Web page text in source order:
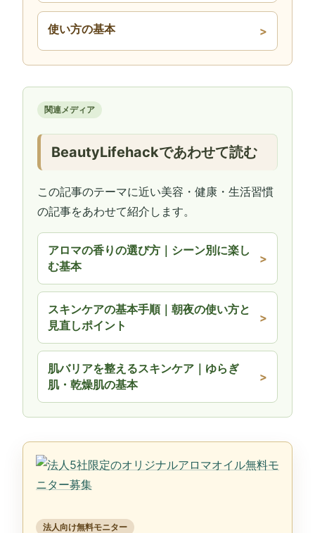
使い方の基本
関連メディア
BeautyLifehackであわせて読む
この記事のテーマに近い美容・健康・生活習慣
の記事をあわせて紹介します。
アロマの香りの選び方｜シーン別に楽し
む基本
スキンケアの基本手順｜朝夜の使い方と
見直しポイント
肌バリアを整えるスキンケア｜ゆらぎ
肌・乾燥肌の基本
法人向け無料モニター